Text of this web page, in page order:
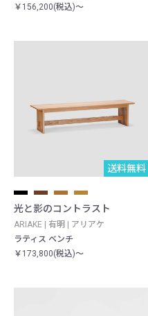
￥156,200(税込)～
送料無料
光と影のコントラスト
ARIAKE | 有明 | アリアケ
ラティス ベンチ
￥173,800(税込)～